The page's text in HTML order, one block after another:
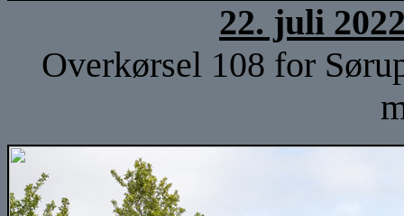
22. juli
Overkørsel 108 for